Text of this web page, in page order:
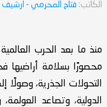
الكاتب: فتاح المحرمي - ارشيف
منذ ما بعد الحرب
محصورًا بسلامة أراضيها
التحولات الجذرية،
الدولية، وتصاعد